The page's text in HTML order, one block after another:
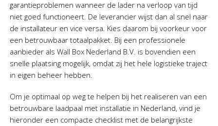
garantieproblemen wanneer de lader na verloop van tijd
niet goed functioneert. De leverancier wijst dan al snel naar
de installateur en vice versa. Kies daarom bij voorkeur voor
een betrouwbaar totaalpakket. Bij een professionele
aanbieder als Wall Box Nederland B.V. is bovendien een
snelle plaatsing mogelijk, omdat zij het hele logistieke traject
in eigen beheer hebben.
Om je optimaal op weg te helpen bij het realiseren van een
betrouwbare laadpaal met installatie in Nederland, vind je
hieronder een compacte checklist met de belangrijkste